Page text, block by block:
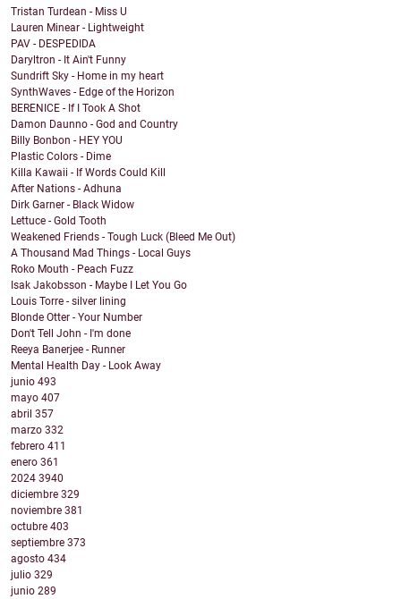
Tristan Turdean - Miss U
Lauren Minear - Lightweight
PAV - DESPEDIDA
Daryltron - It Ain't Funny
Sundrift Sky - Home in my heart
SynthWaves - Edge of the Horizon
BERENICE - If I Took A Shot
Damon Daunno - God and Country
Billy Bonbon - HEY YOU
Plastic Colors - Dime
Killa Kawaii - If Words Could Kill
After Nations - Adhuna
Dirk Garner - Black Widow
Lettuce - Gold Tooth
Weakened Friends - Tough Luck (Bleed Me Out)
A Thousand Mad Things - Local Guys
Roko Mouth - Peach Fuzz
Isak Jakobsson - Maybe I Let You Go
Louis Torre - silver lining
Blonde Otter - Your Number
Don't Tell John - I'm done
Reeya Banerjee - Runner
Mental Health Day - Look Away
junio 493
mayo 407
abril 357
marzo 332
febrero 411
enero 361
2024 3940
diciembre 329
noviembre 381
octubre 403
septiembre 373
agosto 434
julio 329
junio 289